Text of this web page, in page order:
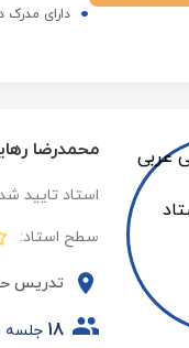
دارای مدرک
محمدرضا
استاد تایید
سطح استاد:
تدریس
18 جلسه